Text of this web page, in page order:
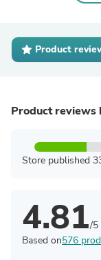
Product
Product reviews
Store published
4.81/5
Based on576